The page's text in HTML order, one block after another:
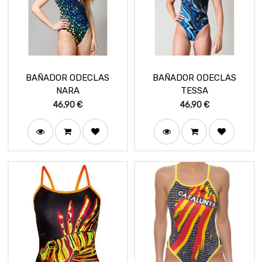
BAÑADOR ODECLAS
NARA
46,90€
BAÑADOR ODECLAS
TESSA
46,90€